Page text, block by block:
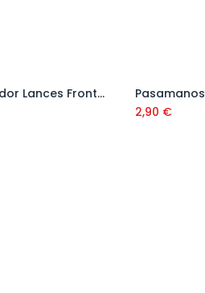
Añadir al carrito
Separador Lances Frontal 2x10,5x15,5
2,90 €